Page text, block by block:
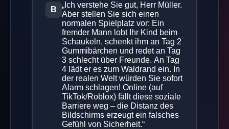
B
„Ich verstehe Sie gut, Herr Müller.
Aber stellen Sie sich einen
normalen Spielplatz vor: Ein
fremder Mann lobt Ihr Kind beim
Schaukeln, schenkt ihm an Tag 2
Gummibärchen und redet an Tag
3 schlecht über Freunde. An Tag
4 lädt er es zum Waldrand ein. In
der realen Welt würden Sie sofort
Alarm schlagen! Online (auf
TikTok/Roblox) fällt diese soziale
Barriere weg – die Distanz des
Bildschirms erzeugt ein falsches
Gefühl von Sicherheit.“